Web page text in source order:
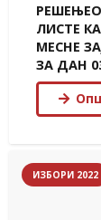
ЛИСТЕ
МЕСНЕ
ЗА ДАН
ИЗБОРИ 2022